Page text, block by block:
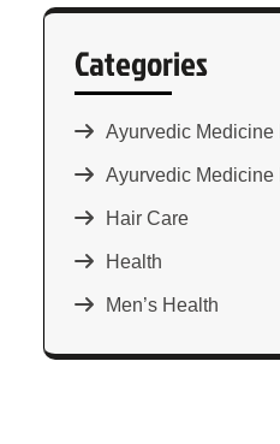
Categories
Ayurvedic Medicine
Ayurvedic Medicine
Hair Care
Health
Men’s Health